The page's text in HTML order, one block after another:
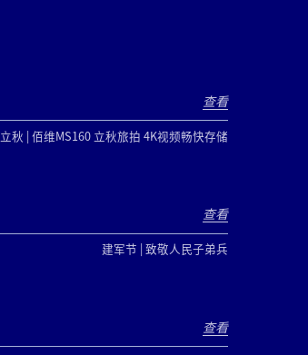
查看
立秋 | 佰维MS160 立秋旅拍 4K视频畅快存储
查看
建军节 | 致敬人民子弟兵
查看